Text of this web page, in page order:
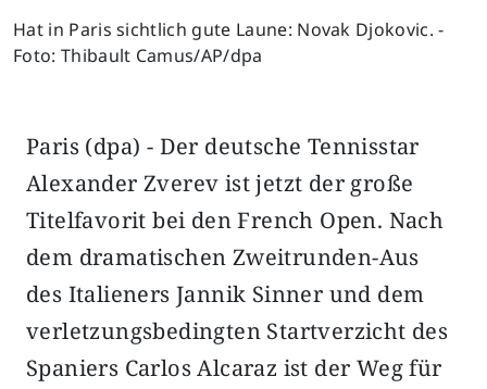
Hat in Paris sichtlich gute Laune: Novak Djokovic. -
Foto: Thibault Camus/AP/dpa
Paris (dpa) - Der deutsche Tennisstar
Alexander Zverev ist jetzt der große
Titelfavorit bei den French Open. Nach
dem dramatischen Zweitrunden-Aus
des Italieners Jannik Sinner und dem
verletzungsbedingten Startverzicht des
Spaniers Carlos Alcaraz ist der Weg für